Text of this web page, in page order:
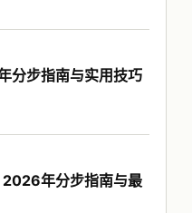
分步指南与实用技巧
年分步指南与最